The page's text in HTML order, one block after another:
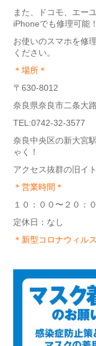
また、ドコモ、エー
iPhoneでも修理可能！
お使いのスマホを修
ください。
＊場所＊
〒630-8012
奈良県奈良市二条大
TEL:0742-32-3577
奈良中央区の新大宮
ゃく！
アクセス抜群の旧イ
＊営業時間＊
１０：００〜２０：
定休日：なし
＊新型コロナウィル